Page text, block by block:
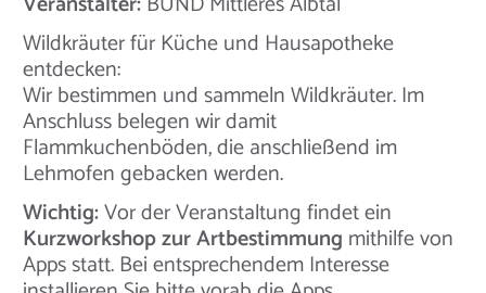
Wildkräuter für Küche und Hausapotheke
entdecken:
Wir bestimmen und sammeln Wildkräuter. Im
Anschluss belegen wir damit
Flammkuchenböden, die anschließend im
Lehmofen gebacken werden.
Wichtig:Vor der Veranstaltung findet ein
Kurzworkshop zur Artbestimmung mithilfe von
Apps statt. Bei entsprechendem Interesse